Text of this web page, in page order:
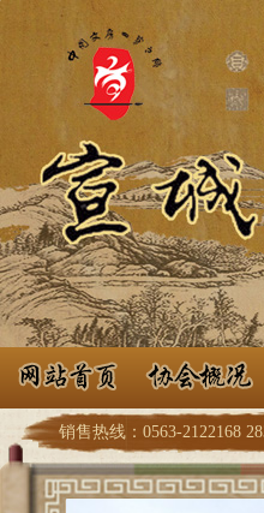
销售热线：0563-2122168